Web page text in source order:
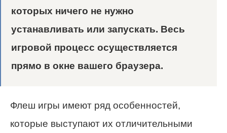
которых ничего не нужно
устанавливать или запускать. Весь
игровой процесс осуществляется
прямо в окне вашего браузера.
Флеш игры имеют ряд особенностей,
которые выступают их отличительными